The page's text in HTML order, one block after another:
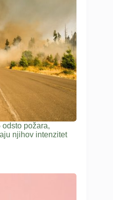
požara,
njihov intenzitet